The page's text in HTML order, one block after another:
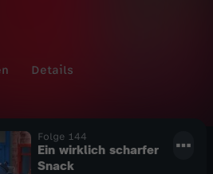
Details
Folge 144
Ein wirklich scharfer
Snack